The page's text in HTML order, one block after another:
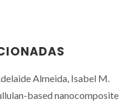
Almeida, Isabel M.
based nanocomposite